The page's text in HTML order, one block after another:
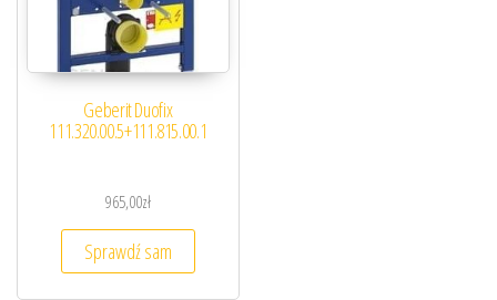
Geberit Duofix
111.320.00.5+111.815.00.1
965,00zł
Sprawdź sam